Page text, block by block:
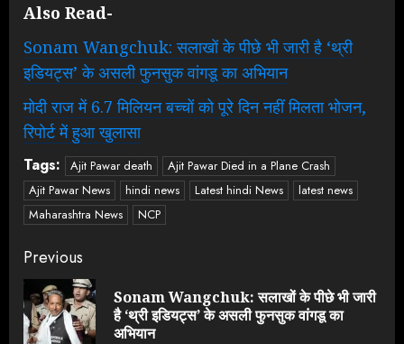
Also Read-
Sonam Wangchuk: सलाखों के पीछे भी जारी है ‘थ्री
इडियट्स’ के असली फुनसुक वांगडू का अभियान
मोदी राज में 6.7 मिलियन बच्चों को पूरे दिन नहीं मिलता भोजन,
रिपोर्ट में हुआ खुलासा
Tags: Ajit Pawar death
Ajit Pawar Died in a Plane Crash
Ajit Pawar News
hindi news Latest hindi News
latest news
Maharashtra News
NCP
Continue
Reading
Previous
Sonam Wangchuk: सलाखों के पीछे भी जारी
है ‘थ्री इडियट्स’ के असली फुनसुक वांगडू का
अभियान